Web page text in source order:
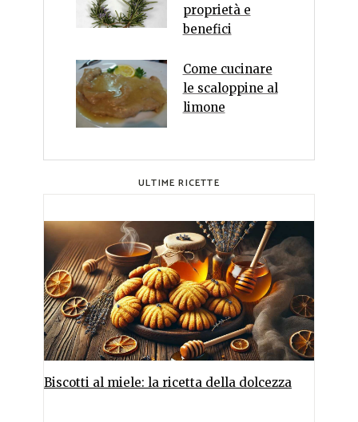
proprietà e
benefici
Come cucinare
le scaloppine al
limone
ULTIME RICETTE
Biscotti al miele: la ricetta della dolcezza